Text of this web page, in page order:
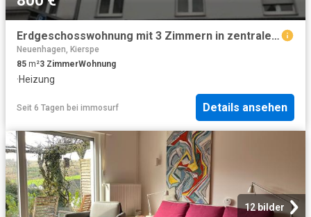
Erdgeschosswohnung mit 3 Zimmern in zentraler Lage von LÃ¼denscheid
Neuenhagen, Kierspe
85 m²3 ZimmerWohnung
·Heizung
Seit 6 Tagen bei immosurf Details ansehen
12 bilder